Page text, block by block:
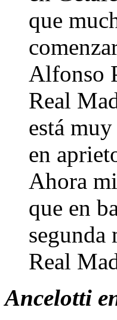
que
Alfonso
Real
está
en
Ahora
que en
segunda
Real
Ancelotti